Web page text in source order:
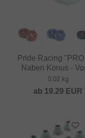
Pride Racing
Naben Konus -
0.02 kg
ab 19.29 EUR